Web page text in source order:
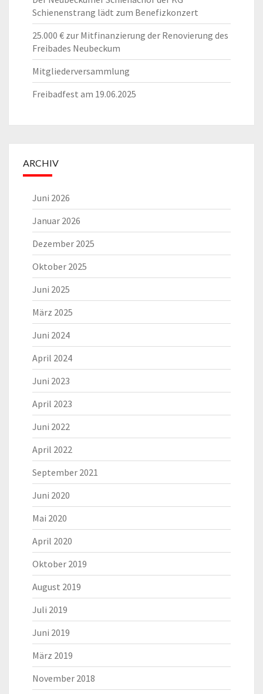
Schienenstrang lädt zum Benefizkonzert
25.000 € zur Mitfinanzierung der Renovierung des
Freibades Neubeckum
Mitgliederversammlung
Freibadfest am 19.06.2025
ARCHIV
Juni 2026
Januar 2026
Dezember 2025
Oktober 2025
Juni 2025
März 2025
Juni 2024
April 2024
Juni 2023
April 2023
Juni 2022
April 2022
September 2021
Juni 2020
Mai 2020
April 2020
Oktober 2019
August 2019
Juli 2019
Juni 2019
März 2019
November 2018